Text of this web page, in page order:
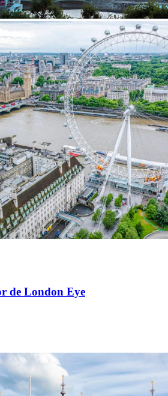
de London Eye